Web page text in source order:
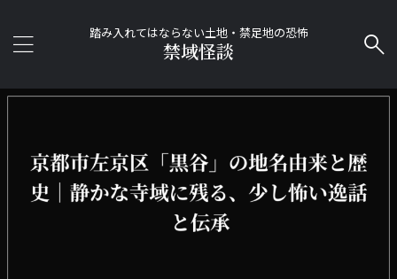
踏み入れてはならない土地・禁足地の恐怖
禁域怪談